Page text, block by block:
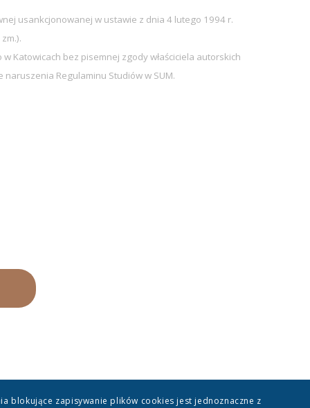
usankcjonowanej w ustawie z dnia 4 lutego 1994 r.
Katowicach bez pisemnej zgody właściciela autorskich
Regulaminu Studiów w SUM.
blokujące zapisywanie plików cookies jest jednoznaczne z